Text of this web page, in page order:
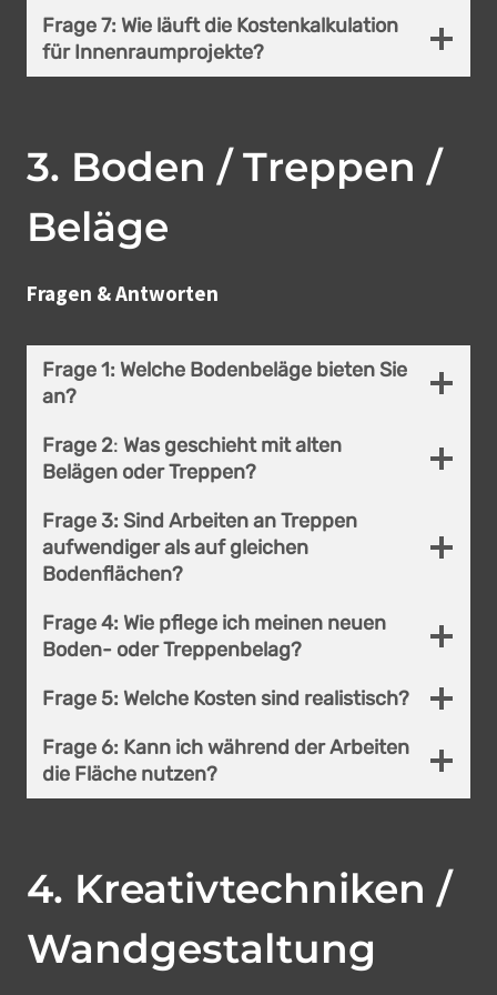
Frage 7: Wie läuft die Kostenkalkulation
für Innenraumprojekte?
3. Boden / Treppen /
Beläge
Fragen & Antworten
Frage 1: Welche Boden­beläge bieten Sie
an?
Frage 2: Was geschieht mit alten
Belägen oder Treppen?
Frage 3: Sind Arbeiten an Treppen
aufwendiger als auf gleichen
Bodenflächen?
Frage 4: Wie pflege ich meinen neuen
Boden- oder Treppenbelag?
Frage 5: Welche Kosten sind realistisch?
Frage 6: Kann ich während der Arbeiten
die Fläche nutzen?
4. Kreativtechniken /
Wandgestaltung